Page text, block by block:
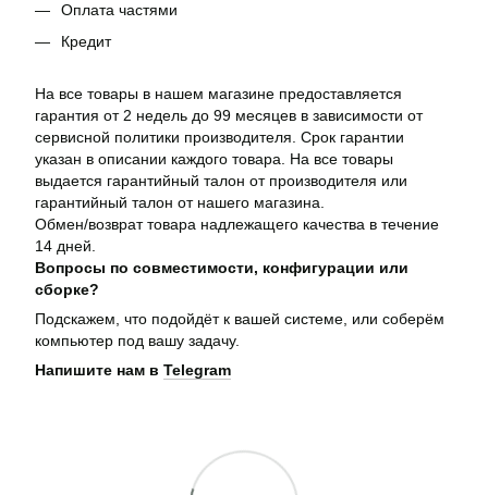
Оплата частями
Кредит
На все товары в нашем магазине предоставляется
гарантия от 2 недель до 99 месяцев в зависимости от
сервисной политики производителя. Срок гарантии
указан в описании каждого товара. На все товары
выдается гарантийный талон от производителя или
гарантийный талон от нашего магазина.
Обмен/возврат товара надлежащего качества в течение
14 дней.
Вопросы по совместимости, конфигурации или
сборке?
Подскажем, что подойдёт к вашей системе, или соберём
компьютер под вашу задачу.
Напишите нам в Telegram